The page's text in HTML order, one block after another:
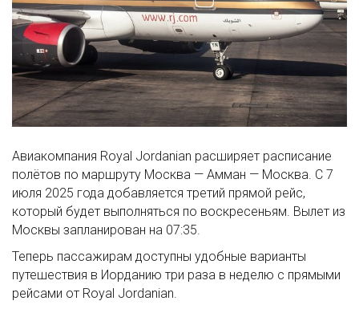
Авиакомпания Royal Jordanian расширяет расписание
полётов по маршруту Москва — Амман — Москва. С 7
июля 2025 года добавляется третий прямой рейс,
который будет выполняться по воскресеньям. Вылет из
Москвы запланирован на 07:35.
Теперь пассажирам доступны удобные варианты
путешествия в Иорданию три раза в неделю с прямыми
рейсами от Royal Jordanian.